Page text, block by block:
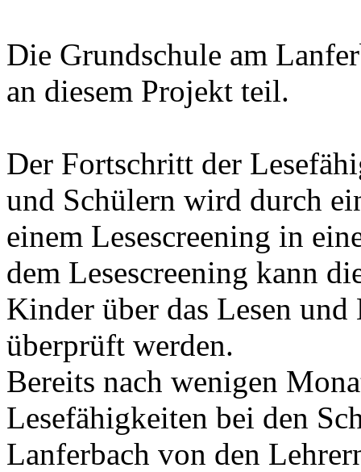
Die Grundschule am
an diesem Projekt teil.
Der Fortschritt der
und Schülern wird durch
einem Lesescreening in
dem Lesescreening kann
Kinder über das Lesen
überprüft werden.
Bereits nach wenigen
Lesefähigkeiten bei den
Lanferbach von den